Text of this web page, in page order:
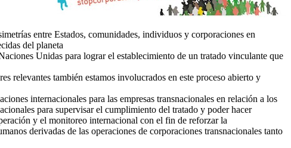
entre Estados, comunidades, individuos y corporaciones en
del planeta
Unidas para lograr el establecimiento de un tratado vinculante que
relevantes también estamos involucrados en este proceso abierto y
internacionales para las empresas transnacionales en relación a los
para supervisar el cumplimiento del tratado y poder hacer
y el monitoreo internacional con el fin de reforzar la
derivadas de las operaciones de corporaciones transnacionales tanto